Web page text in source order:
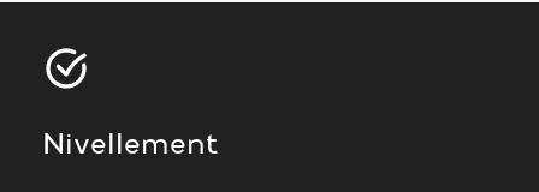
Nivellement